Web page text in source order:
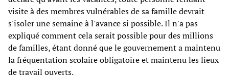
visite à des membres vulnérables de sa famille devrait
s'isoler une semaine à l'avance si possible. Il n'a pas
expliqué comment cela serait possible pour des millions
de familles, étant donné que le gouvernement a maintenu
la fréquentation scolaire obligatoire et maintenu les lieux
de travail ouverts.